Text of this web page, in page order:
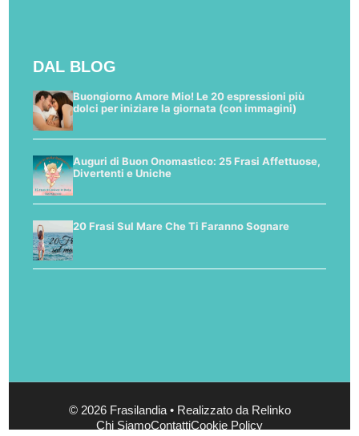
DAL BLOG
Buongiorno Amore Mio! Le 20 espressioni più
dolci per iniziare la giornata (con immagini)
Auguri di Buon Onomastico: 25 Frasi Affettuose,
Divertenti e Uniche
20 Frasi Sul Mare Che Ti Faranno Sognare
© 2026 Frasilandia • Realizzato da Relinko
Chi SiamoContattiCookie Policy